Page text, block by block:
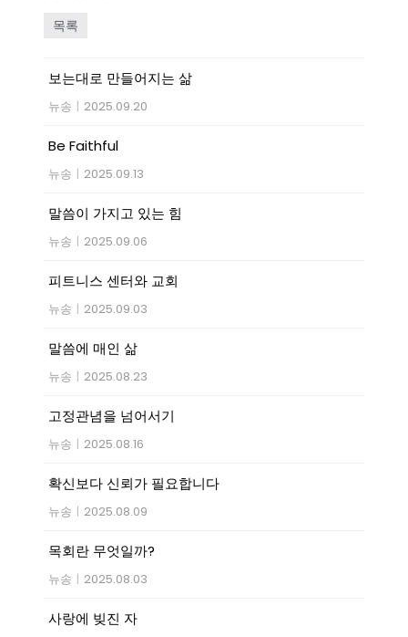
목록
보는대로 만들어지는 삶
뉴송 | 2025.09.20
Be Faithful
뉴송 | 2025.09.13
말씀이 가지고 있는 힘
뉴송 | 2025.09.06
피트니스 센터와 교회
뉴송 | 2025.09.03
말씀에 매인 삶
뉴송 | 2025.08.23
고정관념을 넘어서기
뉴송 | 2025.08.16
확신보다 신뢰가 필요합니다
뉴송 | 2025.08.09
목회란 무엇일까?
뉴송 | 2025.08.03
사랑에 빚진 자